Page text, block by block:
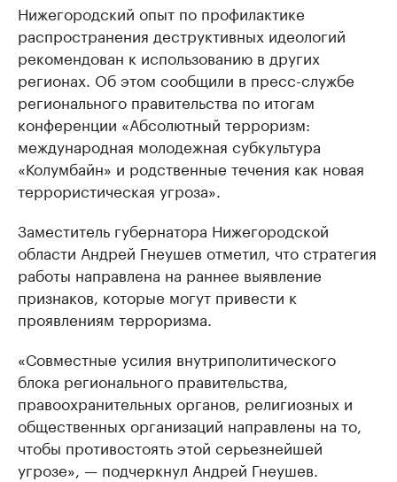
Нижегородский опыт по профилактике
распространения деструктивных идеологий
рекомендован к использованию в других
регионах. Об этом сообщили в пресс-службе
регионального правительства по итогам
конференции «Абсолютный терроризм:
международная молодежная субкультура
«Колумбайн» и родственные течения как новая
террористическая угроза».
Заместитель губернатора Нижегородской
области Андрей Гнеушев отметил, что стратегия
работы направлена на раннее выявление
признаков, которые могут привести к
проявлениям терроризма.
«Совместные усилия внутриполитического
блока регионального правительства,
правоохранительных органов, религиозных и
общественных организаций направлены на то,
чтобы противостоять этой серьезнейшей
угрозе», — подчеркнул Андрей Гнеушев.